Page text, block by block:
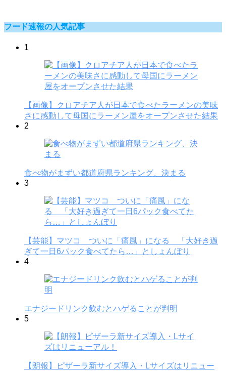
フード速報の人気記事
1
【画像】クロアチア人が日本で食べたラーメンの美味
さに感動して母国にラーメン屋をオープンさせた結果
2
食べ物がまずい都道府県ランキング、決まる
3
【芸能】マツコ ついに「痛風」になる 「大好き過
ぎて一日6パック食べてたら…」としょんぼり
4
エナジードリンク飲むとハゲることが判明
5
【朗報】ピザーラ新サイズ導入・Lサイズはリニュー